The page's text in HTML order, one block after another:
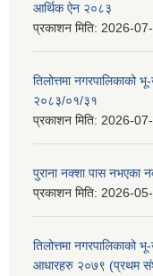
आर्थिक ऐन २०८३
प्रकाशन मिति: 2026-
तिलोत्तमा
२०८३/०१/३१
प्रकाशन मिति: 2026-
पुराना नक्शा पास नभएका
प्रकाशन मिति: 2026-
तिलोत्तमा नगरपालिकाको
आधारहरु २०७९ (प्रथम